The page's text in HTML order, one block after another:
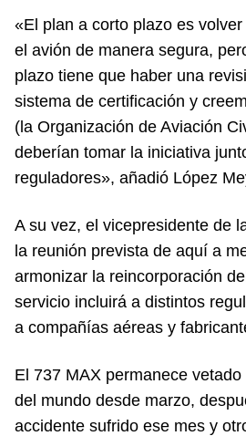
«El plan a corto plazo es
el avión de manera segura,
plazo tiene que haber una
sistema de certificación y
(la Organización de Aviación
deberían tomar la iniciativa
reguladores», añadió López
A su vez, el vicepresidente de
la reunión prevista de aquí a
armonizar la reincorporación
servicio incluirá a distintos
a compañías aéreas y
El 737 MAX permanece
del mundo desde marzo,
accidente sufrido ese mes y